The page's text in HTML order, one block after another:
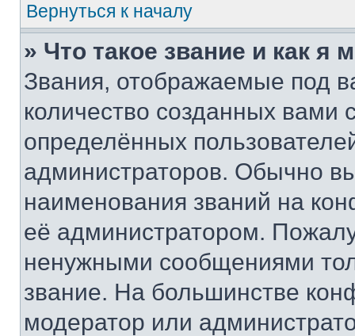
Вернуться к началу
» Что такое звание и как я
Звания, отображаемые под
количество созданных
определённых
администраторов. Обычно
наименования званий на
её администратором.
ненужными сообщениями
звание. На большинстве
модератор или